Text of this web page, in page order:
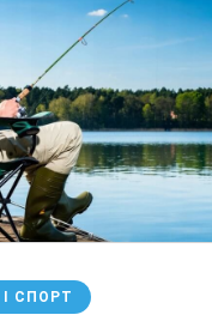
СПОРТ